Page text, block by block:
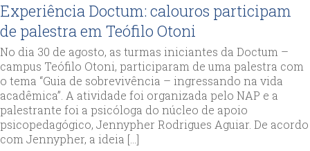
Experiência Doctum: calouros participam
de palestra em Teófilo Otoni
No dia 30 de agosto, as turmas iniciantes da Doctum –
campus Teófilo Otoni, participaram de uma palestra com
o tema “Guia de sobrevivência – ingressando na vida
acadêmica”. A atividade foi organizada pelo NAP e a
palestrante foi a psicóloga do núcleo de apoio
psicopedagógico, Jennypher Rodrigues Aguiar. De acordo
com Jennypher, a ideia […]